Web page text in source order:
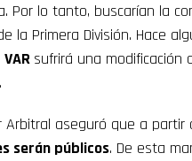
Por lo tanto, buscarían la
la Primera División. Hace
VAR sufrirá una
Arbitral aseguró que a partir
serán públicos. De esta